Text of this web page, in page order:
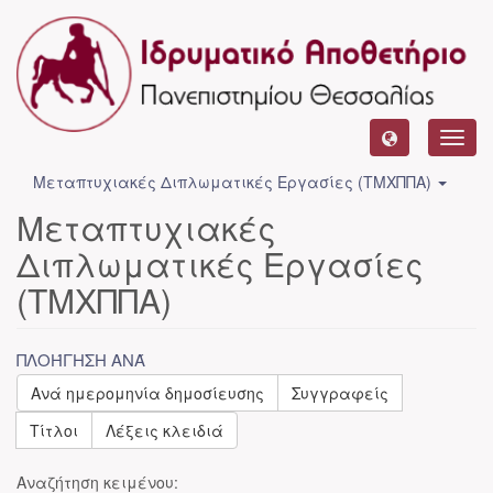
Μεταπτυχιακές Διπλωματικές Εργασίες (ΤΜΧΠΠΑ)
Μεταπτυχιακές
Διπλωματικές Εργασίες
(ΤΜΧΠΠΑ)
ΠΛΟΉΓΗΣΗ ΑΝΆ
Ανά ημερομηνία δημοσίευσης
Συγγραφείς
Τίτλοι
Λέξεις κλειδιά
Αναζήτηση κειμένου: